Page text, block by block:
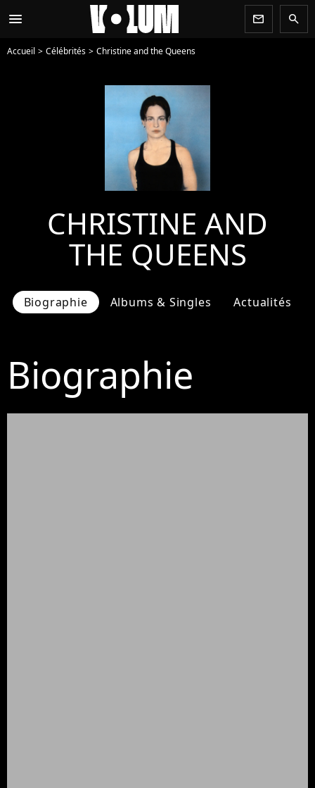
menu newsletter search
Accueil Célébrités Christine and the Queens
CHRISTINE AND
THE QUEENS
Biographie Albums & Singles Actualités
Biographie